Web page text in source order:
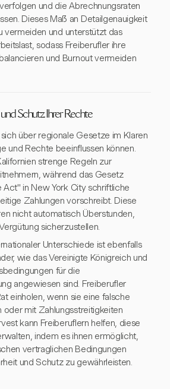
und die Abrechnungsraten
Dieses Maß an Detailgenauigkeit
vermeiden und unterstützt das
sodass Freiberufler ihre
und Burnout vermeiden
Schutz Ihrer Rechte
über regionale Gesetze im Klaren
und Rechte beeinflussen können.
strenge Regeln zur
während das Gesetz
Act" in New York City schriftliche
Zahlungen vorschreibt. Diese
nicht automatisch Überstunden,
sicherzustellen.
Unterschiede ist ebenfalls
wie das Vereinigte Königreich und
für die
angewiesen sind. Freiberufler
einholen, wenn sie eine falsche
oder mit Zahlungsstreitigkeiten
kann Freiberuflern helfen, diese
indem es ihnen ermöglicht,
vertraglichen Bedingungen
und Schutz zu gewährleisten.